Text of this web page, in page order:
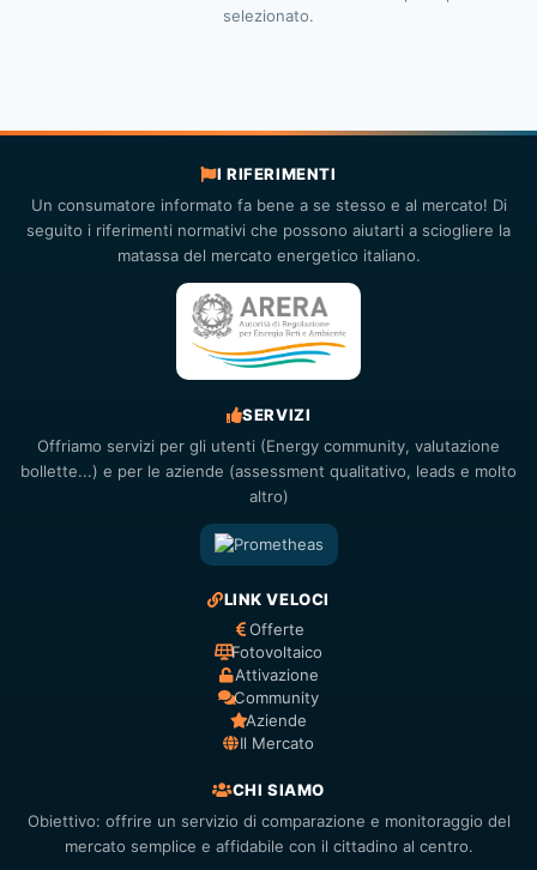
selezionato.
I RIFERIMENTI
Un consumatore informato fa bene a se stesso e al mercato! Di
seguito i riferimenti normativi che possono aiutarti a sciogliere la
matassa del mercato energetico italiano.
SERVIZI
Offriamo servizi per gli utenti (Energy community, valutazione
bollette...) e per le aziende (assessment qualitativo, leads e molto
altro)
LINK VELOCI
Offerte
Fotovoltaico
Attivazione
Community
Aziende
Il Mercato
CHI SIAMO
Obiettivo: offrire un servizio di comparazione e monitoraggio del
mercato semplice e affidabile con il cittadino al centro.